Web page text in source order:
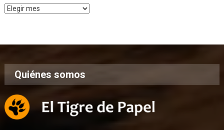
Archivo
Quiénes somos